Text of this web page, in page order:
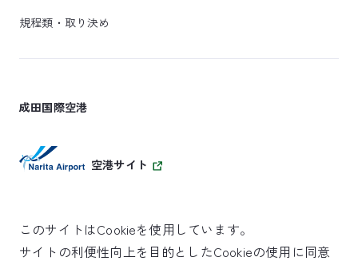
規程類・取り決め
成田国際空港
空港サイト
このサイトはCookieを使用しています。
サイトの利便性向上を目的としたCookieの使用に同意